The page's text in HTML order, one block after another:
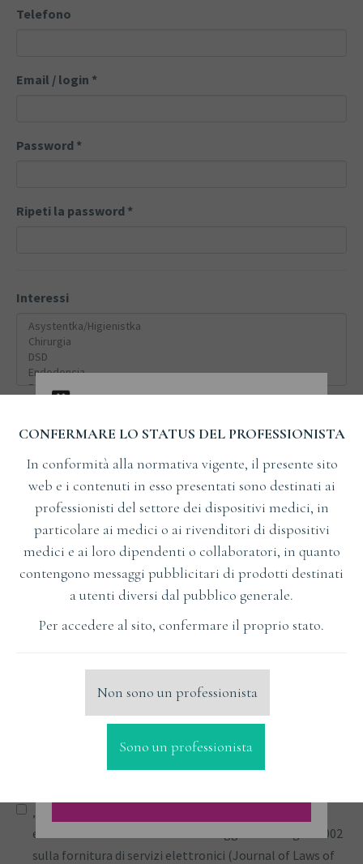
Telefono
Email / login *
Password *
Ripeti la password *
Interessi
Metodo di contabilità*
Attività commerciale
Persona privata
Condizioni
Accetto l'emissione e l'invio di fatture elettroniche da
parte del Venditore ai sensi del Regolamento del
l'archiviazione e la condivisione di tali fatture con
l'autorità fiscale o l'autorità di controllo fiscale
(Journal of Laws 2005, n. 133, articolo 1119) e le regole
per l'emissione, l'invio e l'archiviazione di fatture
elettroniche.*”
„Accetto di ricevere informazioni commerciali per via
elettronica in conformità con la legge del 18 luglio 2002
sulla fornitura di servizi elettronici (Journal of Laws of
CONFERMARE LO STATUS DEL PROFESSIONISTA
In conformità alla normativa vigente, il presente sito
web e i contenuti in esso presentati sono destinati ai
professionisti del settore dei dispositivi medici, in
particolare ai medici o ai rivenditori di dispositivi
medici e ai loro dipendenti o collaboratori, in quanto
contengono messaggi pubblicitari di prodotti destinati
a utenti diversi dal pubblico generale.
Per accedere al sito, confermare il proprio stato.
Non sono un professionista
Sono un professionista